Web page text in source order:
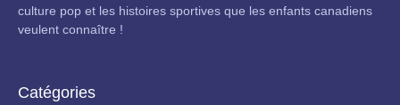
culture pop et les histoires sportives que les enfants canadiens
veulent connaître !
Catégories